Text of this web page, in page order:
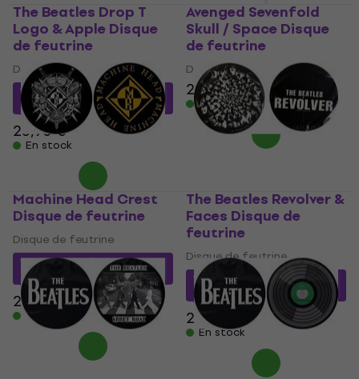
The Beatles Drop T
Logo & Apple Disque
de feutrine
Disque de feutrine
18,15 €avec le code
MUZMUZ-25
25,90 €
En stock
Avenged Sevenfold
Skull / Space Disque
de feutrine
Disque de feutrine
20,80 €
En stock
Machine Head Crest
Disque de feutrine
Disque de feutrine
14,68 €avec le code
MUZMUZ-30
21,90 €
En stock
The Beatles Revolver &
Faces Disque de
feutrine
Disque de feutrine
17,91 €avec le code
MUZMUZ-30
25,90 €
En stock